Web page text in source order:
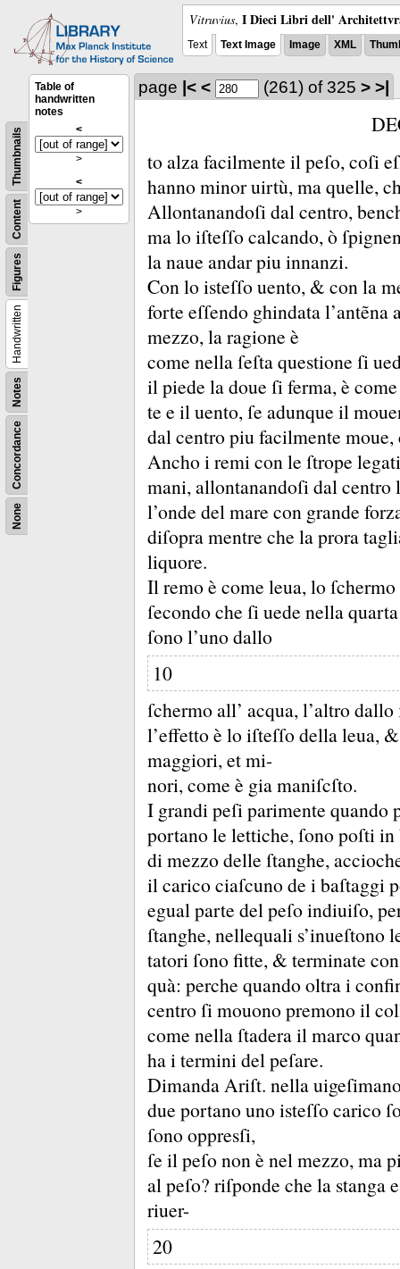
Vitruvius, I Dieci Libri dell'
Text Text Image Image XML
None
Concordance
Notes
Handwritten
Figures
Content
Thumbnails
Table of
handwritten
notes
<
>
<
>
page |< < (261) of 325 > >|
to alza facilmente il peſo, coſi
hanno minor uirtù, ma quelle,
Allontanandoſi dal centro,
ma lo iſteſſo calcando, ò
la naue andar piu innanzi.
Con lo isteſſo uento, & con la
forte eſſendo ghindata
mezzo, la ragione è
come nella ſeſta questione ſi
il piede la doue ſi ferma, è
te e il uento, ſe adunque il
dal centro piu facilmente
Ancho i remi con le ſtrope
mani, allontanandoſi dal centro
l’onde del mare con grande
diſopra mentre che la prora
liquore.
Il remo è come leua, lo
ſecondo che ſi uede nella
ſono l’uno dallo
10
ſchermo all’ acqua, l’altro
l’effetto è lo iſteſſo della leua,
maggiori, et mi-
nori, come è gia maniſcſto.
I grandi peſi parimente quando
portano le lettiche, ſono poſti
di mezzo delle ſtanghe,
il carico ciaſcuno de i baſtaggi
egual parte del peſo indiuiſo,
ſtanghe, nellequali s’inueſtono
tatori ſono fitte, & terminate
quà: perche quando oltra i
centro ſi mouono premono il
come nella ſtadera il marco
ha i termini del peſare.
Dimanda Ariſt. nella
due portano uno isteſſo carico
ſono oppresſi,
ſe il peſo non è nel mezzo, ma
al peſo? riſponde che la stanga
riuer-
20